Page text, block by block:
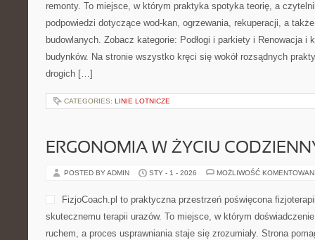
remonty. To miejsce, w którym praktyka spotyka teorię, a
podpowiedzi dotyczące wod-kan, ogrzewania, rekuperacji, a
budowlanych. Zobacz kategorie: Podłogi i parkiety i Renowacja i
budynków. Na stronie wszystko kręci się wokół rozsądnych
drogich […]
CATEGORIES: LINIE LOTNICZE
ERGONOMIA W ŻYCIU
POSTED BY ADMIN STY - 1 - 2026 MOŻLIWOŚĆ
FizjoCoach.pl to praktyczna przestrzeń poświęcona
skutecznemu terapii urazów. To miejsce, w którym
ruchem, a proces usprawniania staje się zrozumiały. Strona